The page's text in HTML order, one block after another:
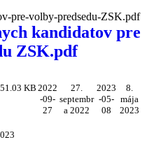
pre-volby-predsedu-ZSK.pdf
kandidatov pre
ZSK.pdf
KB 2022
-09-
27
27.
septembr
a 2022
2023
-05-
08
8.
mája
2023